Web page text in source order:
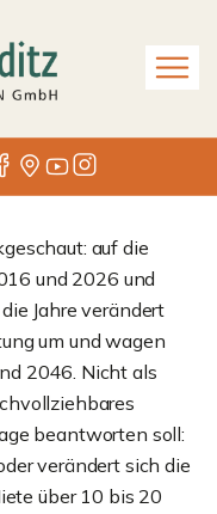
auf die
und 2026 und
Jahre verändert
um und wagen
2046. Nicht als
beantworten soll:
verändert sich die
über 10 bis 20